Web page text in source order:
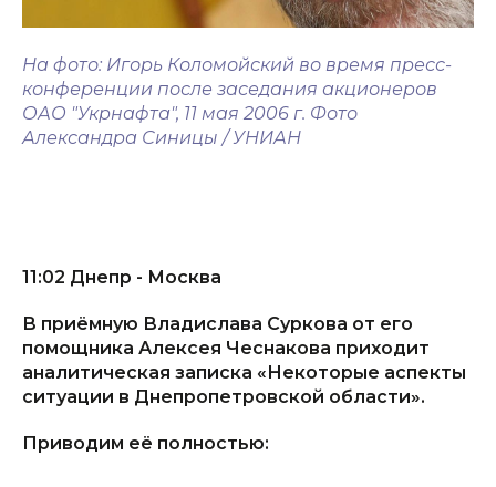
На фото: Игорь Коломойский во время пресс-
конференции после заседания акционеров
ОАО "Укрнафта", 11 мая 2006 г. Фото
Александра Синицы / УНИАН
11:02 Днепр - Москва
В приёмную Владислава Суркова от его
помощника Алексея Чеснакова приходит
аналитическая записка «Некоторые аспекты
ситуации в Днепропетровской области».
Приводим её полностью: